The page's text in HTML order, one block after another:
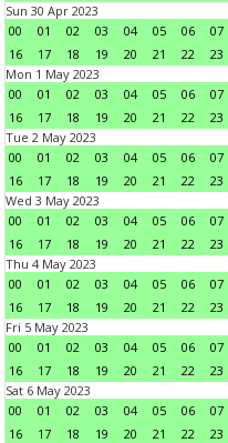
Sun 30 Apr 2023
00
01 02 03 04 05 06 07
16
17 18 19 20 21 22
23
Mon 1 May 2023
00
01 02 03 04 05 06 07
16
17 18 19 20 21 22
23
Tue 2 May 2023
00
01 02 03 04 05 06 07
16
17 18 19 20 21 22
23
Wed 3 May 2023
00
01 02 03 04 05 06 07
16
17 18 19 20 21 22
23
Thu 4 May 2023
00
01 02 03 04 05 06 07
16
17 18 19 20 21 22
23
Fri 5 May 2023
00
01 02 03 04 05 06 07
16
17 18 19 20 21 22
23
Sat 6 May 2023
00
01 02 03 04 05 06 07
16
17 18 19 20 21 22
23